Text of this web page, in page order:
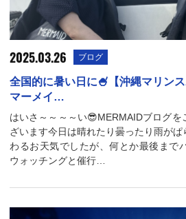
2025.03.26 ブログ
全国的に暑い日に🍧【沖縄マリン
マーメイ…
はいさ～～～～い😎MERMAIDブログ
ざいます今日は晴れたり曇ったり雨が
わるお天気でしたが、何とか最後まで
ウォッチングと催行…